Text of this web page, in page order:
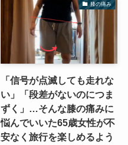
膝の痛み
「信号が点滅しても走れな
い」「段差がないのにつま
ずく」…そんな膝の痛みに
悩んでいいた65歳女性が不
安なく旅行を楽しめるよう